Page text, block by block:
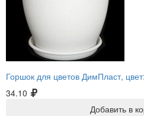
Горшок для цветов ДимПласт,
34.10
Добавить в